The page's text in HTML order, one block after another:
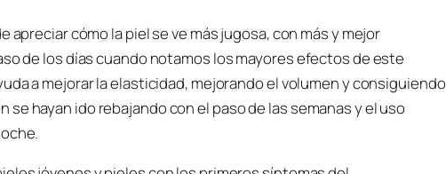
apreciar cómo la piel se ve más jugosa, con más y mejor
de los días cuando notamos los mayores efectos de este
a mejorar la elasticidad, mejorando el volumen y consiguiendo
hayan ido rebajando con el paso de las semanas y el uso